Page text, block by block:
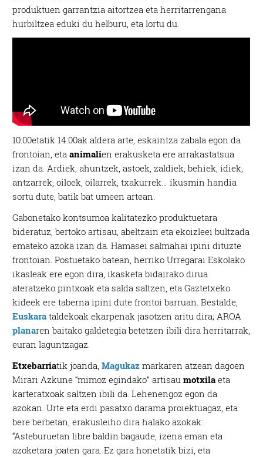
produktuen garrantzia aitortzea eta herritarrengana
hurbiltzea eduki du helburu, eta lortu du.
10:00etatik 14:00ak aldera arte, eskaintza zabala egon da
frontoian, eta animalien erakusketa ere arrakastatsua
izan da. Ardiek, ahuntzek, astoek, zaldiek, behiek, idiek,
antzarrek, oiloek, oilarrek, txakurrek… ikusmin handia
sortu dute, batik bat umeen artean.
Gabonetako kontsumoa kalitatezko produktuetara
bideratuz, bertoko artisau, abeltzain eta ekoizleei bultzada
emateko azoka izan da. Hamasei salmahai ipini dituzte
frontoian. Postuetako batean, herriko Urregarai Eskolako
ikasleak ere egon dira, ikasketa bidairako dirua
ateratzeko pintxoak eta salda saltzen, eta Gaztetxeko
kideek ere taberna ipini dute frontoi barruan.Bestalde,
Euskara taldekoak ekarpenak jasotzen aritu dira; AROA
planaren baitako galdetegia betetzen ibili dira herritarrak,
euran laguntzagaz.
Etxebarriatik joanda, Magukaz markaren atzean dagoen
Mirari Azkune “mimoz egindako” artisaumotxila eta
karteratxoak saltzen ibili da. Lehenengoz egon da
azokan. Urte eta erdi pasatxo darama proiektuagaz, eta
bere berbetan, erakusleiho dira halako azokak:
“Asteburuetan libre baldin bagaude, izena eman eta
azoketara joaten gara. Ez gara honetatik bizi, eta